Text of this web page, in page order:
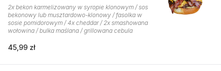
2x bekon karmelizowany w syropie klonowym / sos
bekonowy lub musztardowo-klonowy / fasolka w
sosie pomidorowym / 4x cheddar / 2x smashowana
wołowina / bulka maślana / grillowana cebula
45,99 zł